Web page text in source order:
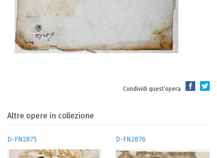
Condividi quest’opera
Altre opere in collezione
D-FN2875 D-FN2876